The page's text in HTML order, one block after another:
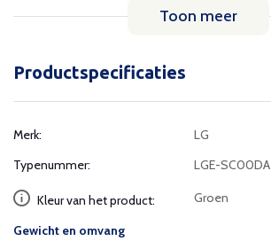
Toon meer
Productspecificaties
Merk:
LG
Typenummer:
LGE-SC00DA
Kleur van het product: Groen
Gewicht en omvang